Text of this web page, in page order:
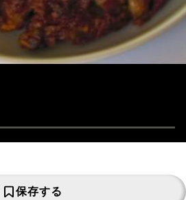
保存する